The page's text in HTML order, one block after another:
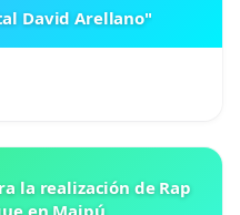
David Arellano"
la realización de Rap